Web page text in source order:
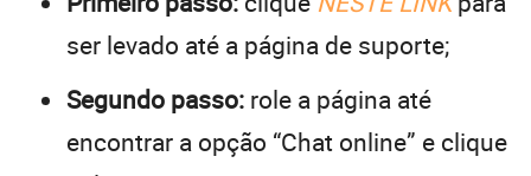
ser levado até a página de suporte;
Segundo passo: role a página até
encontrar a opção “Chat online” e clique